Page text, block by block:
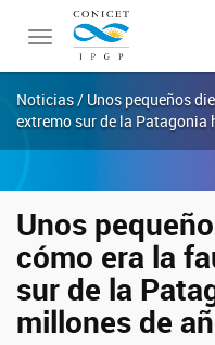
Toggle
navigation
Noticias / Unos pequeños
extremo sur de la Patagonia
Unos
cómo era la
sur de la
millones de